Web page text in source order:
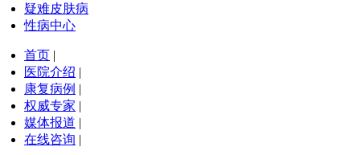
疑难皮肤病
性病中心
首页 |
医院介绍 |
康复病例 |
权威专家 |
媒体报道 |
在线咨询 |